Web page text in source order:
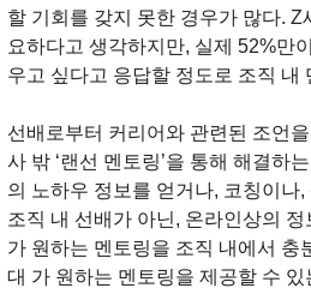
할 기회를 갖지 못한 경우가 많다.
요하다고 생각하지만, 실제 52%만
우고 싶다고 응답할 정도로 조직
선배로부터 커리어와 관련된 조언
사 밖 ‘랜선 멘토링’을 통해 해결하
의 노하우 정보를 얻거나, 코칭이나
조직 내 선배가 아닌, 온라인상의
가 원하는 멘토링을 조직 내에서 충
대 가 원하는 멘토링을 제공할 수